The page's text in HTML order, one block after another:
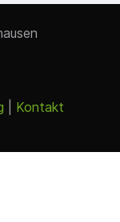
Kontakt